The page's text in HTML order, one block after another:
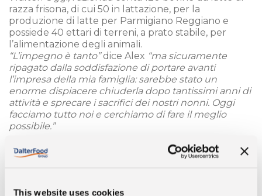
This website uses cookies
razza frisona, di cui 50 in lattazione, per la
produzione di latte per Parmigiano Reggiano e
possiede 40 ettari di terreni, a prato stabile, per
l’alimentazione degli animali.
“L’impegno è tanto”dice Alex “ma sicuramente
ripagato dalla soddisfazione di portare avanti
l’impresa della mia famiglia: sarebbe stato un
enorme dispiacere chiuderla dopo tantissimi anni di
attività e sprecare i sacrifici dei nostri nonni. Oggi
facciamo tutto noi e cerchiamo di fare il meglio
possibile.”
Negli ultimi anni, molti sono i miglioramenti portati in
ottica di benessere animale: una nuova stalla, in cui